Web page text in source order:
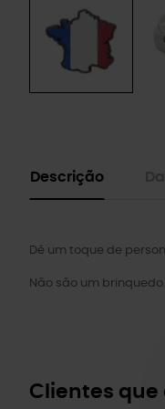
Descrição
Dê um toque de
Não são um
Clientes